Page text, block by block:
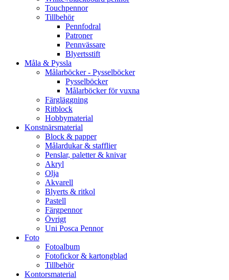
Touchpennor
Tillbehör
Pennfodral
Patroner
Pennvässare
Blyertsstift
Måla & Pyssla
Målarböcker - Pysselböcker
Pysselböcker
Målarböcker för vuxna
Färgläggning
Ritblock
Hobbymaterial
Konstnärsmaterial
Block & papper
Målardukar & stafflier
Penslar, paletter & knivar
Akryl
Olja
Akvarell
Blyerts & ritkol
Pastell
Färgpennor
Övrigt
Uni Posca Pennor
Foto
Fotoalbum
Fotofickor & kartongblad
Tillbehör
Kontorsmaterial